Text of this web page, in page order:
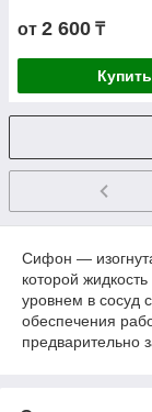
от 2 600 ₸
Купить
Сифон —
которой
уровнем в сосуд
обеспечения
предварительно